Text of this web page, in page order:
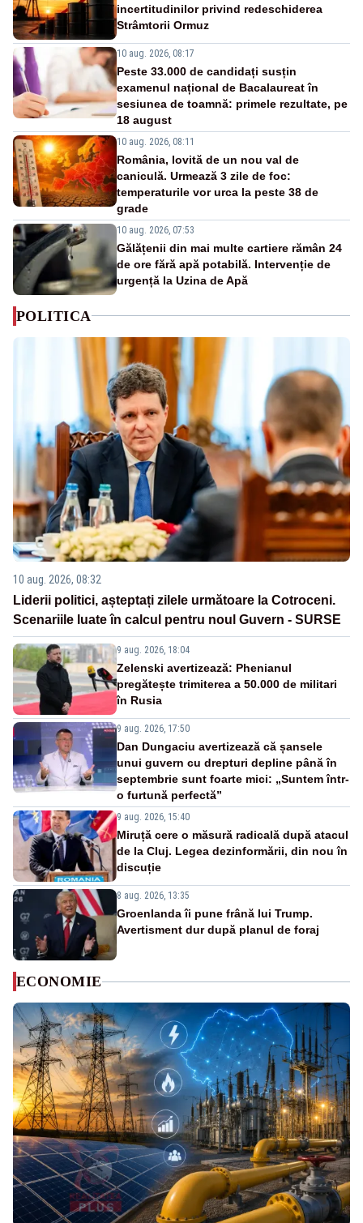
incertitudinilor privind redeschiderea
Strâmtorii Ormuz
10 aug. 2026, 08:17
Peste 33.000 de candidați susțin
examenul național de Bacalaureat în
sesiunea de toamnă: primele rezultate, pe
18 august
10 aug. 2026, 08:11
România, lovită de un nou val de
caniculă. Urmează 3 zile de foc:
temperaturile vor urca la peste 38 de
grade
10 aug. 2026, 07:53
Gălățenii din mai multe cartiere rămân 24
de ore fără apă potabilă. Intervenție de
urgență la Uzina de Apă
POLITICA
10 aug. 2026, 08:32
Liderii politici, așteptați zilele următoare la Cotroceni.
Scenariile luate în calcul pentru noul Guvern - SURSE
9 aug. 2026, 18:04
Zelenski avertizează: Phenianul
pregătește trimiterea a 50.000 de militari
în Rusia
9 aug. 2026, 17:50
Dan Dungaciu avertizează că șansele
unui guvern cu drepturi depline până în
septembrie sunt foarte mici: „Suntem într-
o furtună perfectă”
9 aug. 2026, 15:40
Miruță cere o măsură radicală după atacul
de la Cluj. Legea dezinformării, din nou în
discuție
8 aug. 2026, 13:35
Groenlanda îi pune frână lui Trump.
Avertisment dur după planul de foraj
ECONOMIE